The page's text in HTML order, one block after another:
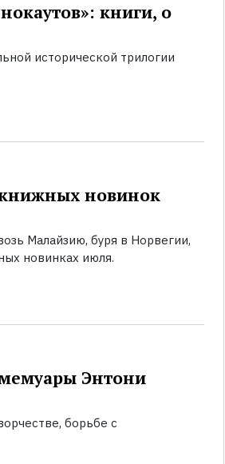
книги, о
исторической трилогии
новинок
Малайзию, буря в Норвегии,
новинках июля.
Энтони
борьбе с